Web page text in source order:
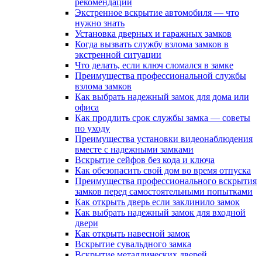
рекомендации
Экстренное вскрытие автомобиля — что
нужно знать
Установка дверных и гаражных замков
Когда вызвать службу взлома замков в
экстренной ситуации
Что делать, если ключ сломался в замке
Преимущества профессиональной службы
взлома замков
Как выбрать надежный замок для дома или
офиса
Как продлить срок службы замка — советы
по уходу
Преимущества установки видеонаблюдения
вместе с надежными замками
Вскрытие сейфов без кода и ключа
Как обезопасить свой дом во время отпуска
Преимущества профессионального вскрытия
замков перед самостоятельными попытками
Как открыть дверь если заклинило замок
Как выбрать надежный замок для входной
двери
Как открыть навесной замок
Вскрытие сувальдного замка